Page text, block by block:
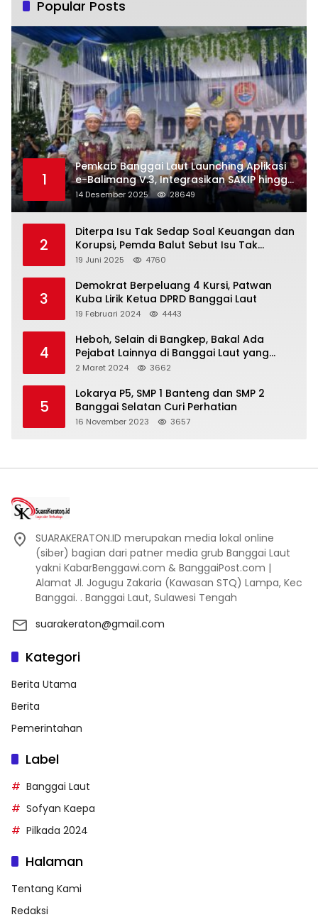
Popular Posts
1
Pemkab Banggai Laut Launching Aplikasi
e-Balimang V.3, Integrasikan SAKIP hingga
Satu Data Layanan Publik
14 Desember 2025 28649
2
Diterpa Isu Tak Sedap Soal Keuangan dan
Korupsi, Pemda Balut Sebut Isu Tak
Berdasar
19 Juni 2025 4760
3
Demokrat Berpeluang 4 Kursi, Patwan
Kuba Lirik Ketua DPRD Banggai Laut
19 Februari 2024 4443
4
Heboh, Selain di Bangkep, Bakal Ada
Pejabat Lainnya di Banggai Laut yang
Bakal di Ciduk, Bagini Kata Kapolres!
2 Maret 2024 3662
5
Lokarya P5, SMP 1 Banteng dan SMP 2
Banggai Selatan Curi Perhatian
16 November 2023 3657
SUARAKERATON.ID merupakan media lokal online
(siber) bagian dari patner media grub Banggai Laut
yakni KabarBenggawi.com & BanggaiPost.com |
Alamat Jl. Jogugu Zakaria (Kawasan STQ) Lampa, Kec
Banggai. . Banggai Laut, Sulawesi Tengah
suarakeraton@gmail.com
Kategori
Berita Utama
Berita
Pemerintahan
Label
Banggai Laut
Sofyan Kaepa
Pilkada 2024
Halaman
Tentang Kami
Redaksi